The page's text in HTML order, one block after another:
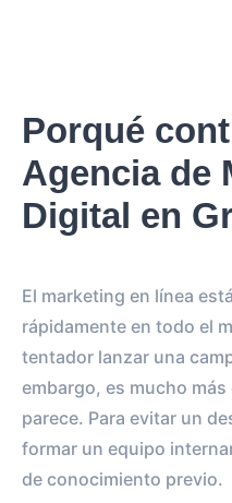
Porqué
Agencia de
Digital en
El marketing en línea
rápidamente en todo el
tentador lanzar una
embargo, es mucho
parece. Para evitar un
formar un equipo
de conocimiento previo.